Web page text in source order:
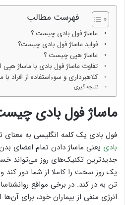
فهرست مطالب
ماساژ فول بادی چیست ؟
فواید ماساژ فول بادی چیست؟
ماساژ هپی چیست ؟
تفاوت ماساژ فول بادی با ماساژ
کلاهبرداری و سوء‌استفاده از افراد با
نتیجه گیری
ماساژ فول بادی
فول بادی یک کلمه انگلیسی به
بادی یعنی ماساژ دادن تمام اعضای
جدید‌ترین تکنیک‌های روز می‌تواند
یک روز سخت را کاملا از شما دور کند
تن به در کند. در برخی مواقع
انرژی منفی از بیماران خود، برای